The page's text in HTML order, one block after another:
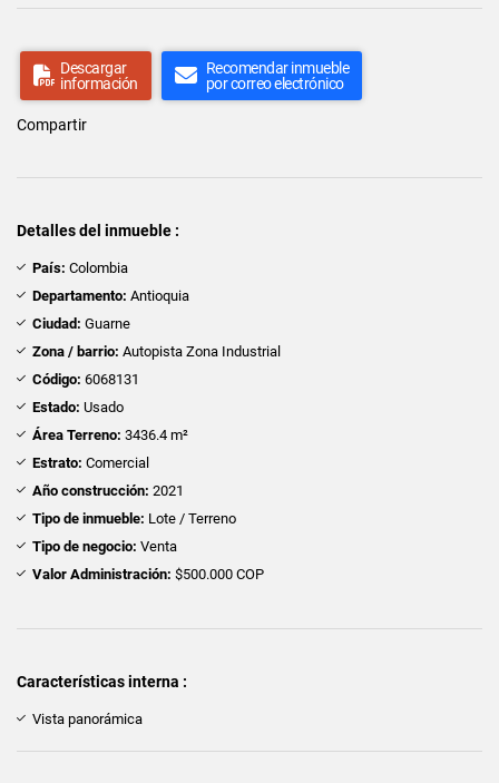
Descargar
información
Recomendar inmueble
por correo electrónico
Compartir
Detalles del inmueble :
País: Colombia
Departamento: Antioquia
Ciudad: Guarne
Zona / barrio: Autopista Zona Industrial
Código: 6068131
Estado: Usado
Área Terreno: 3436.4 m²
Estrato: Comercial
Año construcción: 2021
Tipo de inmueble: Lote / Terreno
Tipo de negocio: Venta
Valor Administración: $500.000 COP
Características interna :
Vista panorámica